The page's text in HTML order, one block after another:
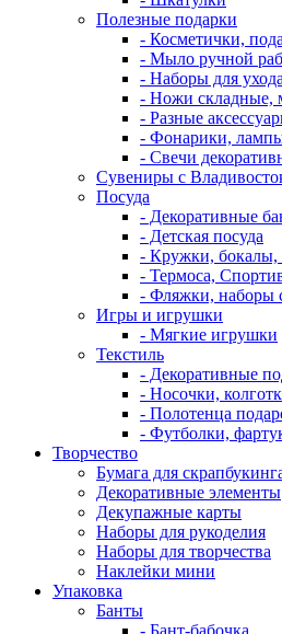
Полезные подарки
- Косметички,
- Мыло ручной
- Наборы для
- Ножи складные,
- Разные
- Фонарики,
- Свечи
Сувениры с
Посуда
- Декоративные
- Детская посуда
- Кружки,
- Термоса,
- Фляжки, наборы
Игры и игрушки
- Мягкие игрушки
Текстиль
- Декоративные
- Носочки,
- Полотенца
- Футболки,
Творчество
Бумага для
Декоративные элементы
Декупажные карты
Наборы для рукоделия
Наборы для творчества
Наклейки мини
Упаковка
Банты
- Бант-бабочка